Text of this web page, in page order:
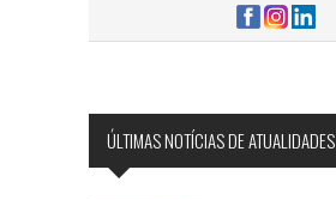
ÚLTIMAS NOTÍCIAS DE ATUALIDADES